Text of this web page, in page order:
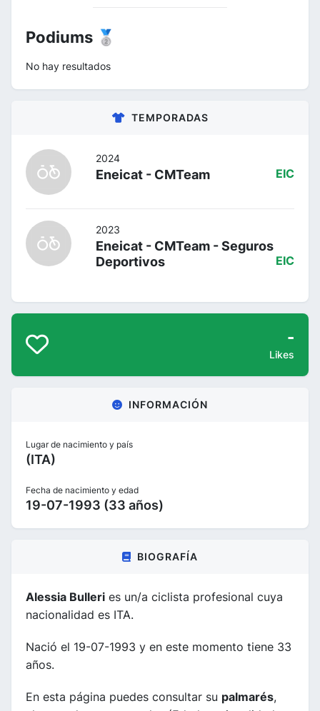
Podiums 🥈
No hay resultados
TEMPORADAS
2024
Eneicat - CMTeam EIC
2023
Eneicat - CMTeam - Seguros
Deportivos
EIC
-
Likes
INFORMACIÓN
Lugar de nacimiento y país
(ITA)
Fecha de nacimiento y edad
19-07-1993 (33 años)
BIOGRAFÍA
Alessia Bulleri es un/a ciclista profesional cuya
nacionalidad es ITA.
Nació el 19-07-1993 y en este momento tiene 33
años.
En esta página puedes consultar su palmarés,